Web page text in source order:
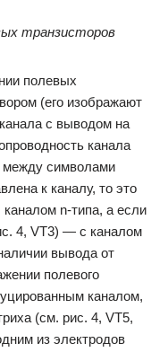
транзисторов
полевых
(его изображают
с выводом на
канала
между символами
к каналу, то это
каналом n-типа, а если
4, VT3) — с каналом
вывода от
полевого
каналом,
(см. рис. 4, VT5,
из электродов